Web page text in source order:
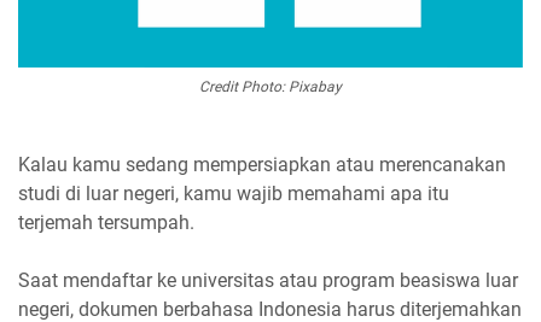
Credit Photo: Pixabay
Kalau kamu sedang mempersiapkan atau merencanakan
studi di luar negeri, kamu wajib memahami apa itu
terjemah tersumpah.
Saat mendaftar ke universitas atau program beasiswa luar
negeri, dokumen berbahasa Indonesia harus diterjemahkan